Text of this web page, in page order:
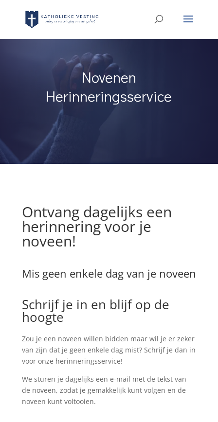
Novenen
Herinneringsservice
Ontvang dagelijks een
herinnering voor je
noveen!
Mis geen enkele dag van je noveen
Schrijf je in en blijf op de
hoogte
Zou je een noveen willen bidden maar wil je er zeker
van zijn dat je geen enkele dag mist? Schrijf je dan in
voor onze herinneringsservice!
We sturen je dagelijks een e-mail met de tekst van
de noveen, zodat je gemakkelijk kunt volgen en de
noveen kunt voltooien.